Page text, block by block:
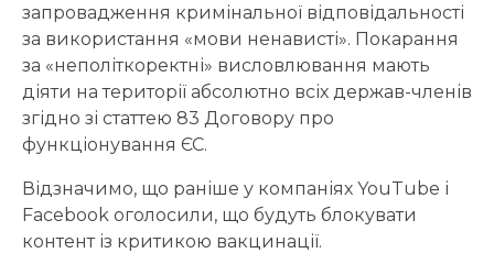
запровадження кримінальної відповідальності
за використання «мови ненависті». Покарання
за «неполіткоректні» висловлювання мають
діяти на території абсолютно всіх держав-членів
згідно зі статтею 83 Договору про
функціонування ЄС.
Відзначимо, що раніше у компаніях YouTube і
Facebook оголосили, що будуть блокувати
контент із критикою вакцинації.